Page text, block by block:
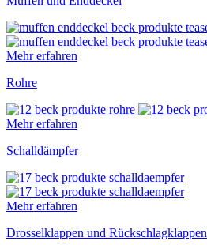
Mehr erfahren
Rohre
Mehr erfahren
Schalldämpfer
Mehr erfahren
Drosselklappen und Rückschlagklappen